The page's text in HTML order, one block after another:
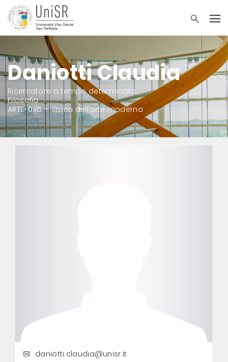
Daniotti Claudia
Ricercatore a tempo determinato
Filosofia
ARTE-01/B – Storia dell’arte moderna
daniotti.claudia@unisr.it